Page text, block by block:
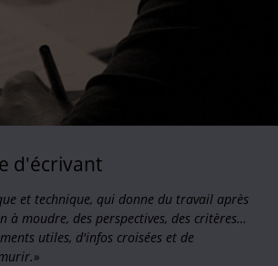
d'écrivant
et technique, qui donne du travail après
à moudre, des perspectives, des critères…
utiles, d'infos croisées et de